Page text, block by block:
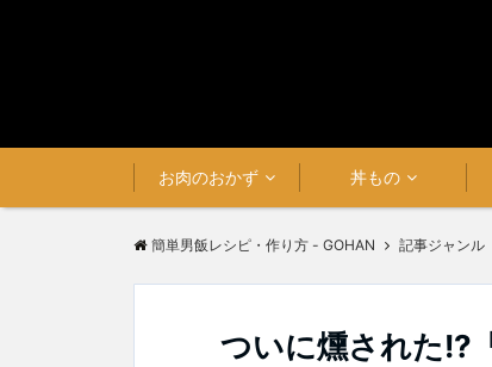
お肉のおかず 丼もの
簡単男飯レシピ・作り方 - GOHAN 記事ジャンル
ついに燻された!?